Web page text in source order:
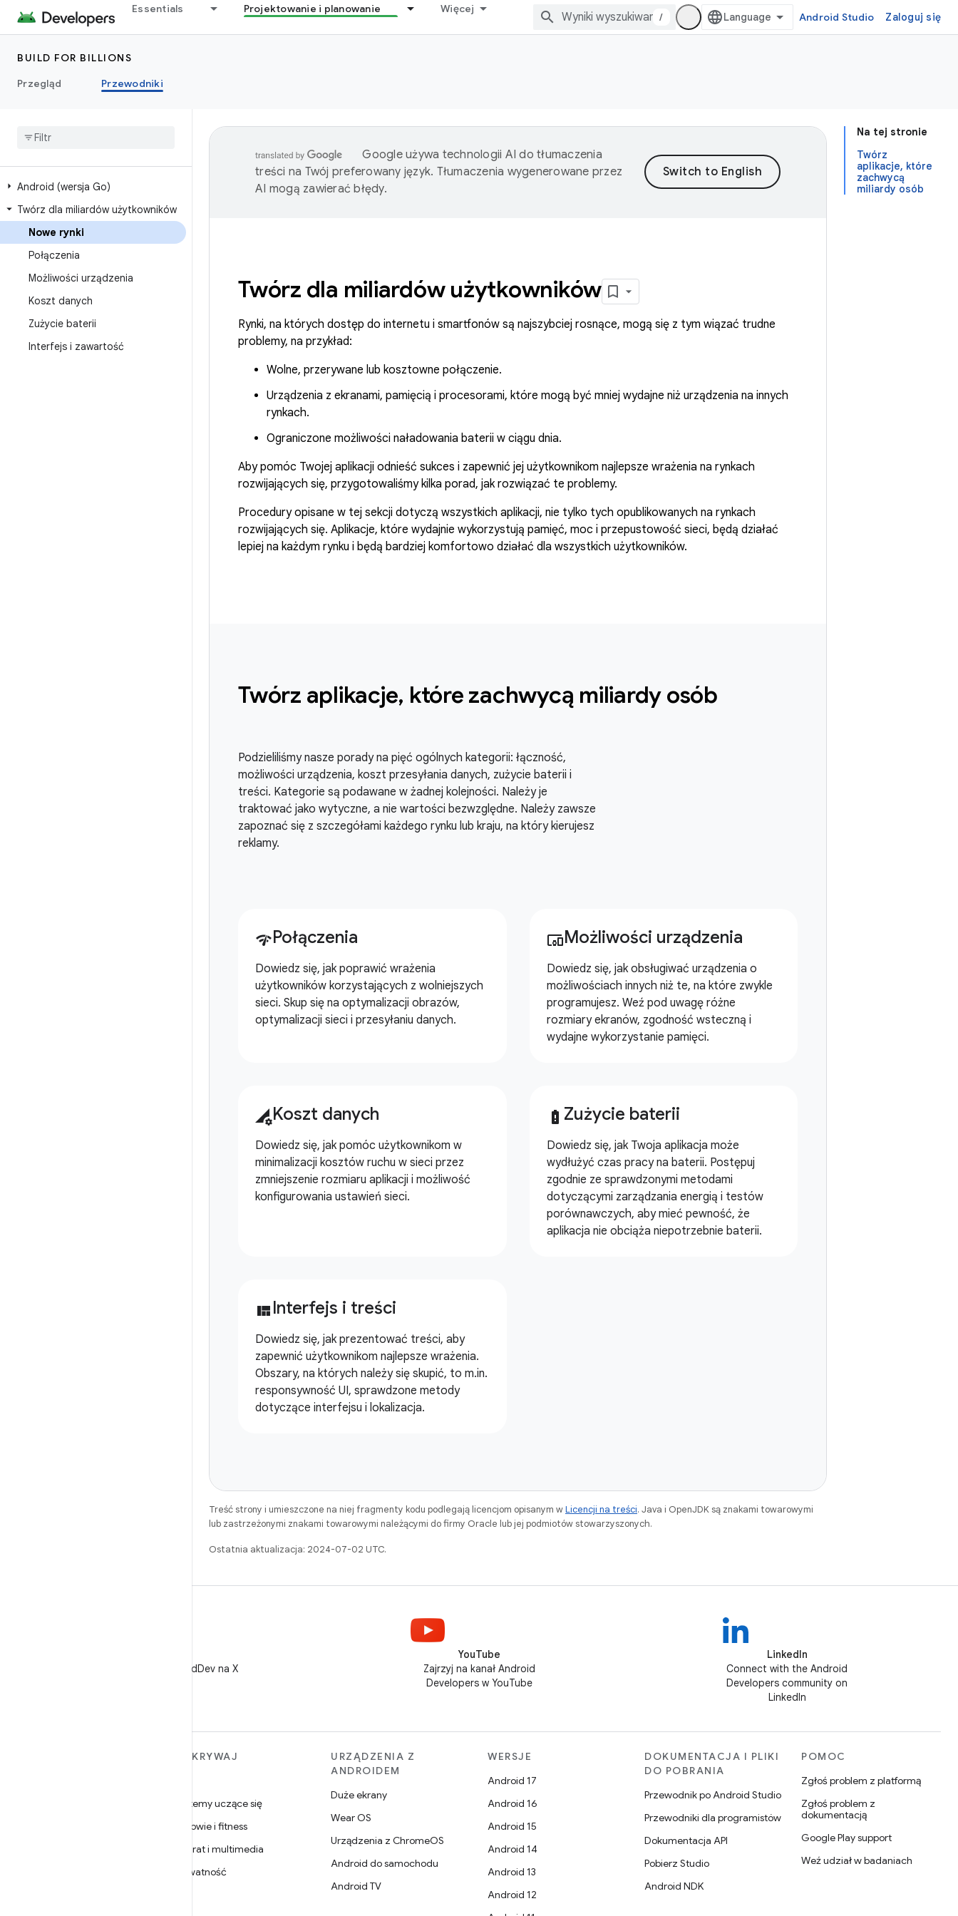
Essentials Projektowanie i planowanie Więcej
/ Android Studio Zaloguj się
BUILD FOR BILLIONS
Przegląd
Przewodniki
Android (wersja Go)
Twórz dla miliardów użytkowników
Nowe rynki
Połączenia
Możliwości urządzenia
Koszt danych
Zużycie baterii
Interfejs i zawartość
Na tej stronie
Twórz
aplikacje, które
zachwycą
miliardy osób
Google używa technologii AI do tłumaczenia
treści na Twój preferowany język. Tłumaczenia wygenerowane przez
AI mogą zawierać błędy.
Twórz dla miliardów użytkowników
Rynki, na których dostęp do internetu i smartfonów są najszybciej rosnące, mogą się z tym wiązać trudne
problemy, na przykład:
Wolne, przerywane lub kosztowne połączenie.
Urządzenia z ekranami, pamięcią i procesorami, które mogą być mniej wydajne niż urządzenia na innych
rynkach.
Ograniczone możliwości naładowania baterii w ciągu dnia.
Aby pomóc Twojej aplikacji odnieść sukces i zapewnić jej użytkownikom najlepsze wrażenia na rynkach
rozwijających się, przygotowaliśmy kilka porad, jak rozwiązać te problemy.
Procedury opisane w tej sekcji dotyczą wszystkich aplikacji, nie tylko tych opublikowanych na rynkach
rozwijających się. Aplikacje, które wydajnie wykorzystują pamięć, moc i przepustowość sieci, będą działać
lepiej na każdym rynku i będą bardziej komfortowo działać dla wszystkich użytkowników.
Twórz aplikacje, które zachwycą miliardy osób
Podzieliliśmy nasze porady na pięć ogólnych kategorii: łączność,
możliwości urządzenia, koszt przesyłania danych, zużycie baterii i
treści. Kategorie są podawane w żadnej kolejności. Należy je
traktować jako wytyczne, a nie wartości bezwzględne. Należy zawsze
zapoznać się z szczegółami każdego rynku lub kraju, na który kierujesz
reklamy.
network_checkPołączenia
Dowiedz się, jak poprawić wrażenia
użytkowników korzystających z wolniejszych
sieci. Skup się na optymalizacji obrazów,
optymalizacji sieci i przesyłaniu danych.
devices_otherMożliwości urządzenia
Dowiedz się, jak obsługiwać urządzenia o
możliwościach innych niż te, na które zwykle
programujesz. Weź pod uwagę różne
rozmiary ekranów, zgodność wsteczną i
wydajne wykorzystanie pamięci.
perm_data_settingKoszt danych
Dowiedz się, jak pomóc użytkownikom w
minimalizacji kosztów ruchu w sieci przez
zmniejszenie rozmiaru aplikacji i możliwość
konfigurowania ustawień sieci.
battery_alert Zużycie baterii
Dowiedz się, jak Twoja aplikacja może
wydłużyć czas pracy na baterii. Postępuj
zgodnie ze sprawdzonymi metodami
dotyczącymi zarządzania energią i testów
porównawczych, aby mieć pewność, że
aplikacja nie obciąża niepotrzebnie baterii.
view_quilt Interfejs i treści
Dowiedz się, jak prezentować treści, aby
zapewnić użytkownikom najlepsze wrażenia.
Obszary, na których należy się skupić, to m.in.
responsywność UI, sprawdzone metody
dotyczące interfejsu i lokalizacja.
Treść strony i umieszczone na niej fragmenty kodu podlegają licencjom opisanym wLicencji na treści. Java i OpenJDK są znakami towarowymi
lub zastrzeżonymi znakami towarowymi należącymi do firmy Oracle lub jej podmiotów stowarzyszonych.
Ostatnia aktualizacja: 2024-07-02 UTC.
Obserwuj @AndroidDev na X
YouTube
Zajrzyj na kanał Android
Developers w YouTube
LinkedIn
Connect with the Android
Developers community on
LinkedIn
ODKRYWAJ
Systemy uczące się
Zdrowie i fitness
Aparat i multimedia
Prywatność
URZĄDZENIA Z
ANDROIDEM
Duże ekrany
Wear OS
Urządzenia z ChromeOS
Android do samochodu
Android TV
WERSJE
Android 17
Android 16
Android 15
Android 14
Android 13
Android 12
DOKUMENTACJA I PLIKI
DO POBRANIA
Przewodnik po Android Studio
Przewodniki dla programistów
Dokumentacja API
Pobierz Studio
Android NDK
POMOC
Zgłoś problem z platformą
Zgłoś problem z
dokumentacją
Google Play support
Weź udział w badaniach